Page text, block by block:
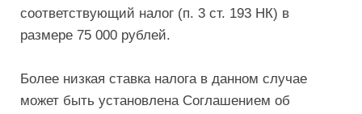
соответствующий налог (п. 3 ст. 193 НК) в
размере 75 000 рублей.
Более низкая ставка налога в данном случае
может быть установлена Соглашением об